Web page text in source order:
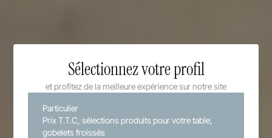
Sélectionnez votre profil
et profitez de la meilleure expérience sur notre site
Particulier
Prix T.T.C, sélections produits pour votre table,
gobelets froissés